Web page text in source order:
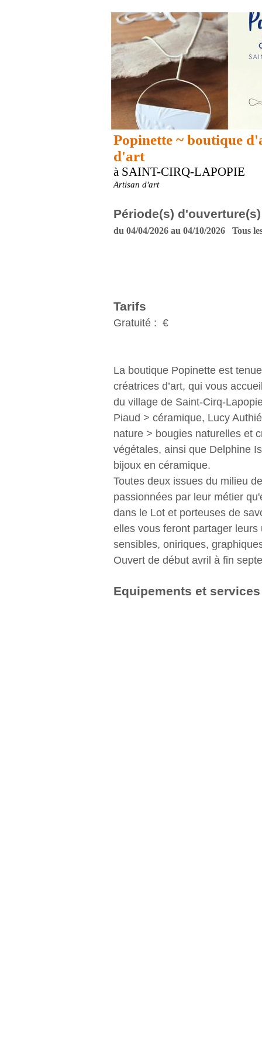
Popinette ~ boutique
d'art
à SAINT-CIRQ-LAPOPIE
Artisan d'art
Période(s) d'ouverture(s)
du 04/04/2026 au 04/10/2026 Tous
Tarifs
Gratuité : €
La boutique Popinette est
créatrices d’art, qui vous
du village de Saint-Cirq-
Piaud > céramique, Lucy
nature > bougies naturelles et
végétales, ainsi que Delphine
bijoux en céramique.
Toutes deux issues du milieu
passionnées par leur métier
dans le Lot et porteuses de
elles vous feront partager leurs
sensibles, oniriques,
Ouvert de début avril à fin
Equipements et services